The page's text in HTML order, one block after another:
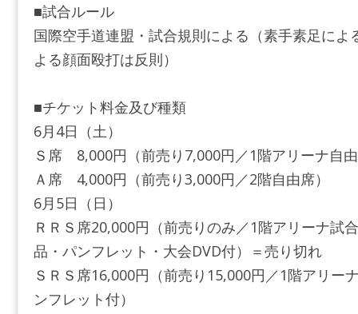
■試合ルール
国際空手道連盟・試合規則による（素手素足によ
よる顔面殴打は反則）
■チケット料金及び種類
6月4日（土）
Ｓ席 8,000円（前売り7,000円／1階アリーナ自
Ａ席 4,000円（前売り3,000円／2階自由席）
6月5日（日）
ＲＲＳ席20,000円（前売りのみ／1階アリーナ試
品・パンフレット・大会DVD付）＝売り切れ
ＳＲＳ席16,000円（前売り15,000円／1階アリー
ンフレット付）